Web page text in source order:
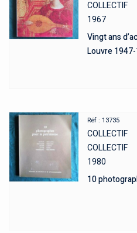
COLLECTIF
1967
Vingt ans
Louvre
Réf : 13735
COLLECTIF
COLLECTIF
1980
10